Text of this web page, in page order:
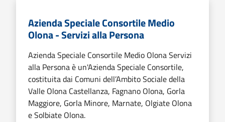
Azienda Speciale Consortile Medio
Olona - Servizi alla Persona
Azienda Speciale Consortile Medio Olona Servizi
alla Persona è un'Azienda Speciale Consortile,
costituita dai Comuni dell’Ambito Sociale della
Valle Olona Castellanza, Fagnano Olona, Gorla
Maggiore, Gorla Minore, Marnate, Olgiate Olona
e Solbiate Olona.